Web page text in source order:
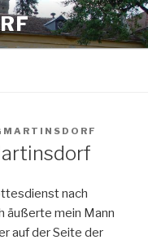
nach
äußerte mein Mann
auf der Seite der